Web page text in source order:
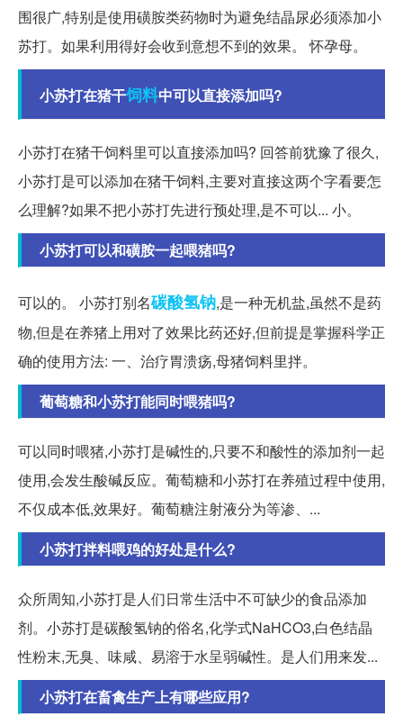
围很广,特别是使用磺胺类药物时为避免结晶尿必须添加小
苏打。如果利用得好会收到意想不到的效果。 怀孕母。
小苏打在猪干饲料中可以直接添加吗?
小苏打在猪干饲料里可以直接添加吗? 回答前犹豫了很久,
小苏打是可以添加在猪干饲料,主要对直接这两个字看要怎
么理解?如果不把小苏打先进行预处理,是不可以... 小。
小苏打可以和磺胺一起喂猪吗?
可以的。 小苏打别名碳酸氢钠,是一种无机盐,虽然不是药
物,但是在养猪上用对了效果比药还好,但前提是掌握科学正
确的使用方法: 一、治疗胃溃疡,母猪饲料里拌。
葡萄糖和小苏打能同时喂猪吗?
可以同时喂猪,小苏打是碱性的,只要不和酸性的添加剂一起
使用,会发生酸碱反应。葡萄糖和小苏打在养殖过程中使用,
不仅成本低,效果好。葡萄糖注射液分为等渗、...
小苏打拌料喂鸡的好处是什么?
众所周知,小苏打是人们日常生活中不可缺少的食品添加
剂。小苏打是碳酸氢钠的俗名,化学式NaHCO3,白色结晶
性粉末,无臭、味咸、易溶于水呈弱碱性。是人们用来发...
小苏打在畜禽生产上有哪些应用?